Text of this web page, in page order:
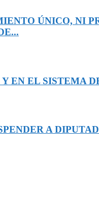
ÚNICO, NI
EN EL SISTEMA
A